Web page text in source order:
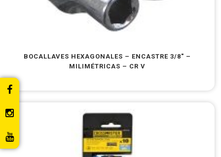
BOCALLAVES HEXAGONALES – ENCASTRE 3/8″ –
MILIMÉTRICAS – CR V